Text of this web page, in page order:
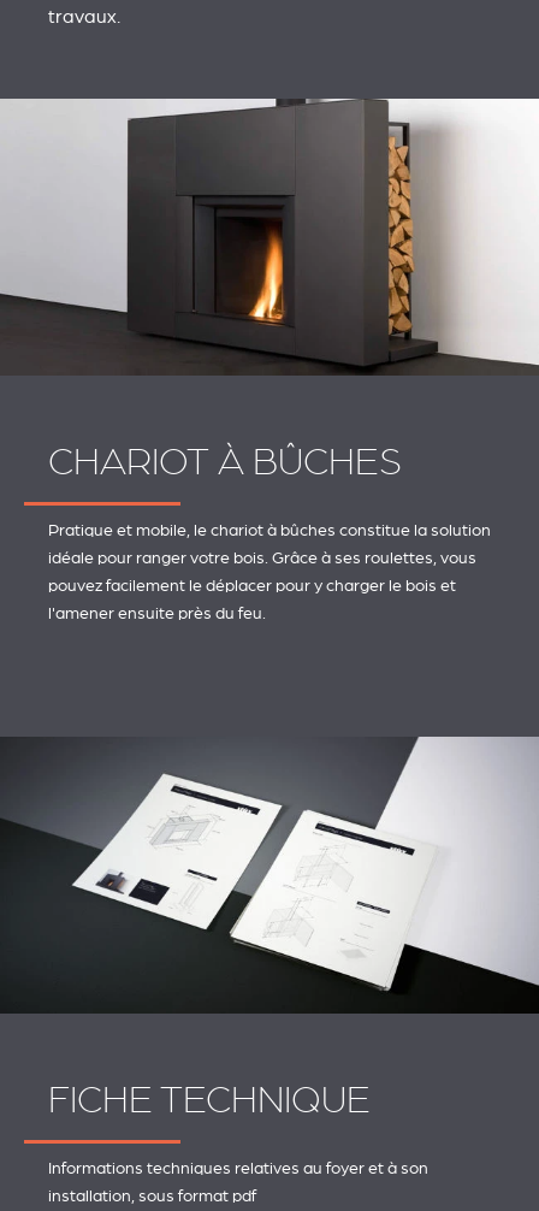
travaux.
CHARIOT À BÛCHES
Pratique et mobile, le chariot à bûches constitue la solution
idéale pour ranger votre bois. Grâce à ses roulettes, vous
pouvez facilement le déplacer pour y charger le bois et
l'amener ensuite près du feu.
FICHE TECHNIQUE
Informations techniques relatives au foyer et à son
installation, sous format pdf